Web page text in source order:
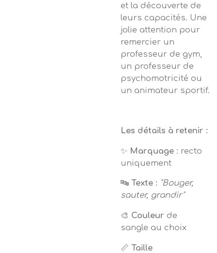
et la découverte de
leurs capacités. Une
jolie attention pour
remercier un
professeur de gym,
un professeur de
psychomotricité ou
un animateur sportif.
Les détails à retenir :
✨ Marquage : recto
uniquement
🔤 Texte : "Bouger,
sauter, grandir"
🎨 Couleur de
sangle au choix
📏 Taille